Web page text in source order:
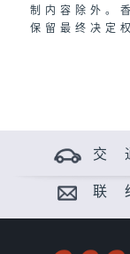
制内容除外。
保留最终决定
交
联